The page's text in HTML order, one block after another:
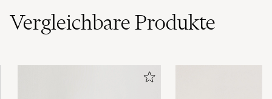
VergleichbareProdukte